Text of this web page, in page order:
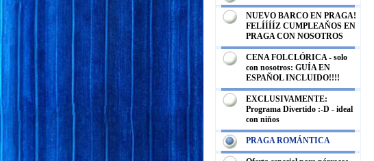
NUEVO BARCO EN PRAGA!
FELÍÍÍÍZ CUMPLEAŇOS EN
PRAGA CON NOSOTROS
CENA FOLCLÓRICA - solo
con nosotros: GUÍA EN
ESPAŇOL INCLUIDO!!!!
EXCLUSIVAMENTE:
Programa Divertido :-D - ideal
con niňos
PRAGA ROMÁNTICA